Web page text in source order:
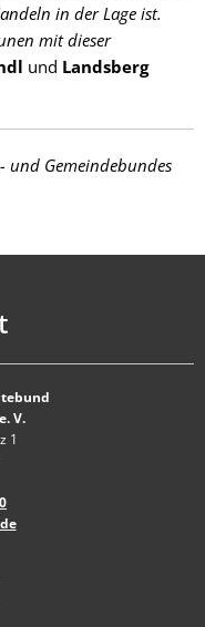
in der Lage ist.
mit dieser
und Landsberg
und Gemeindebundes
V.
1